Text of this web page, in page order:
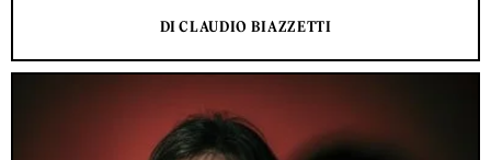
DI CLAUDIO BIAZZETTI